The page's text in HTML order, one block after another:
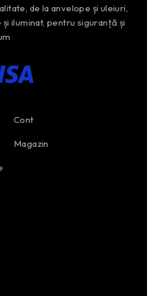
de la anvelope și uleiuri,
iluminat, pentru siguranță și
Cont
Magazin